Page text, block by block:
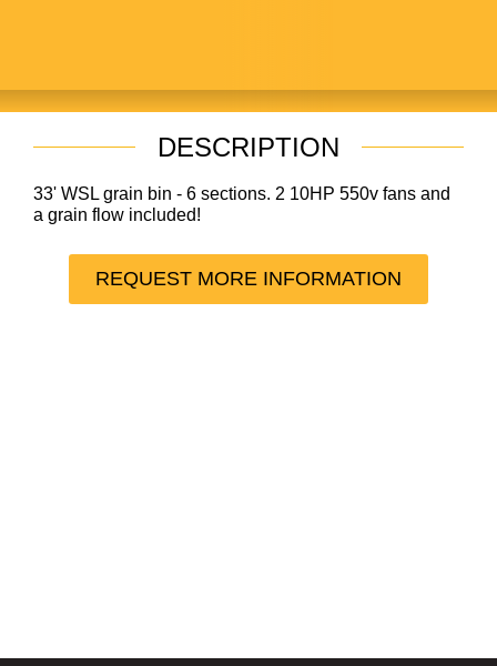
DESCRIPTION
33' WSL grain bin - 6 sections. 2 10HP 550v fans and
a grain flow included!
REQUEST MORE INFORMATION